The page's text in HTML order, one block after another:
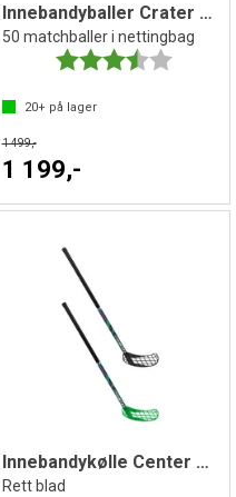
Innebandyballer Crater Unihoc | Hvit
50 matchballer i nettingbag
Karakter:
20+på lager
1 499,-
1 199,-
Innebandykølle Center 80 cm
Rett blad